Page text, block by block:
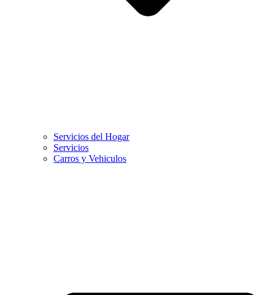
Servicios del Hogar
Servicios
Carros y Vehiculos